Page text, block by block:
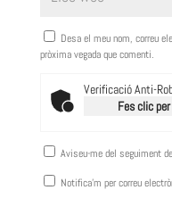
Desa el meu nom, correu
pròxima vegada que comenti.
Verificació Anti-
Fes clic
Aviseu-me del seguiment
Notifica'm per correu